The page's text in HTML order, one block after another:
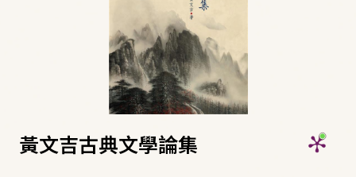
黃文吉古典文學論集